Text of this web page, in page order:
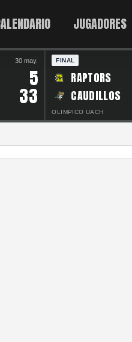
JUGADORES
30 may.
5
33
FINAL
RAPTORS
CAUDILLOS
OLIMPICO UACH